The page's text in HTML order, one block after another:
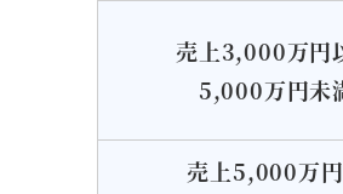
売上3,000万円
5,000万円未
売上5,000万